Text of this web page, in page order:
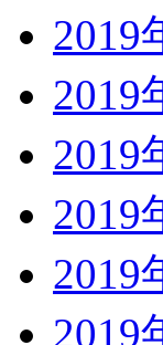
2019
2019
2019
2019
2019
2019